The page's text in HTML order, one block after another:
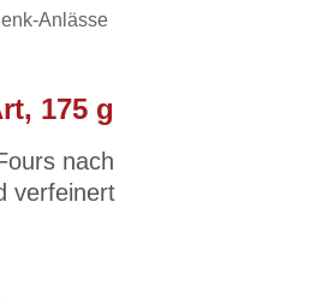
Anlässe
175 g
nach
verfeinert